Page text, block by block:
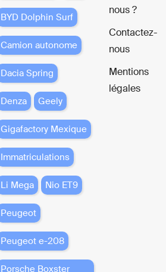
BYD Dolphin Surf
Camion autonome
Dacia Spring
Denza Geely
Gigafactory Mexique
Immatriculations
Li Mega Nio ET9
Peugeot
Peugeot e-208
Porsche Boxster
nous ?
Contactez-
nous
Mentions
légales